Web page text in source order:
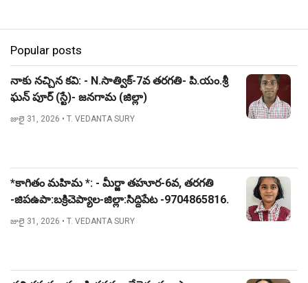
Popular posts
నాకు నచ్చిన కవి: - N.సాత్విక్-7వ తరగతి- పి.యం.శ్రీ
ఘన్ పూర్ (స్టే)- జనగామ (జిల్లా)
జులై 31, 2026 • T. VEDANTA SURY
*కాగితం మహిమ *: - మీర్జా తహూర-6వ, తరగతి
-జిపఉపా:బక్రిచెప్యాల-జిల్లా:సిద్దిపేట -9704865816.
జులై 31, 2026 • T. VEDANTA SURY